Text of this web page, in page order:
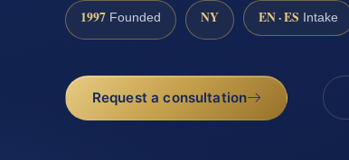
1997 Founded NY EN · ES Intake
Request a consultation